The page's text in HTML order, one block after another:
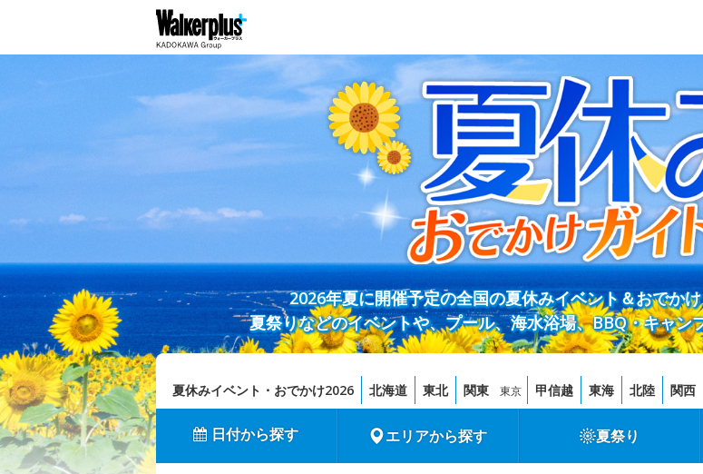
2026年夏に開催予定の全国の夏休みイベント＆おでか
夏祭りなどのイベントや、プール、海水浴場、BBQ・キャン
夏休みイベント・おでかけ2026 北海道 東北 関東 東京 甲信越 東海 北陸 関西
日付から探す エリアから探す 夏祭り